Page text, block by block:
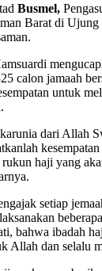
Busmel,
Barat di Ujung
calon jamaah
untuk
dari Allah
haji yang
setiap
bahwa ibadah
Allah dan selalu